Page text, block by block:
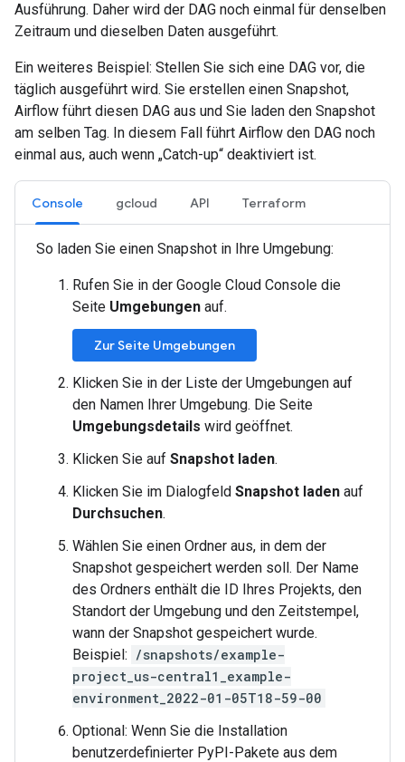
Ausführung. Daher wird der DAG noch einmal für denselben
Zeitraum und dieselben Daten ausgeführt.
Ein weiteres Beispiel: Stellen Sie sich eine DAG vor, die
täglich ausgeführt wird. Sie erstellen einen Snapshot,
Airflow führt diesen DAG aus und Sie laden den Snapshot
am selben Tag. In diesem Fall führt Airflow den DAG noch
einmal aus, auch wenn „Catch-up“ deaktiviert ist.
Console gcloud API Terraform
So laden Sie einen Snapshot in Ihre Umgebung:
Rufen Sie in der Google Cloud Console die
Seite Umgebungen auf.
Zur Seite Umgebungen
Klicken Sie in der Liste der Umgebungen auf
den Namen Ihrer Umgebung. Die Seite
Umgebungsdetails wird geöffnet.
Klicken Sie auf Snapshot laden.
Klicken Sie im Dialogfeld Snapshot laden auf
Durchsuchen.
Wählen Sie einen Ordner aus, in dem der
Snapshot gespeichert werden soll. Der Name
des Ordners enthält die ID Ihres Projekts, den
Standort der Umgebung und den Zeitstempel,
wann der Snapshot gespeichert wurde.
Beispiel: /snapshots/example-
project_us-central1_example-
environment_2022-01-05T18-59-00
Optional: Wenn Sie die Installation
benutzerdefinierter PyPI-Pakete aus dem